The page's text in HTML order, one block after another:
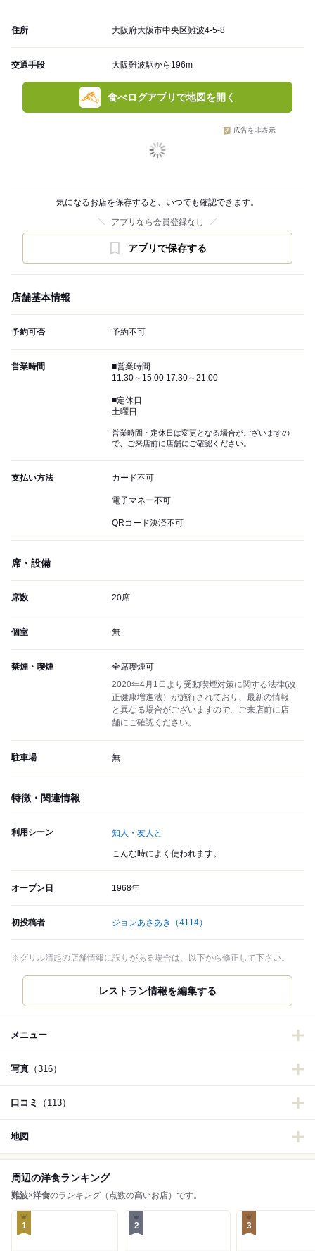
住所 大阪府大阪市中央区難波4-5-8
交通手段 大阪難波駅から196m
食べログアプリで地図を開く
広告を非表示
気になるお店を保存すると、いつでも確認できます。
アプリなら会員登録なし
アプリで保存する
店舗基本情報
予約可否 予約不可
営業時間
■営業時間
11:30～15:00 17:30～21:00
■定休日
土曜日
営業時間・定休日は変更となる場合がございますの
で、ご来店前に店舗にご確認ください。
支払い方法 カード不可
電子マネー不可
QRコード決済不可
席・設備
席数 20席
個室 無
禁煙・喫煙
全席喫煙可
2020年4月1日より受動喫煙対策に関する法律(改
正健康増進法）が施行されており、最新の情報
と異なる場合がございますので、ご来店前に店
舗にご確認ください。
駐車場 無
特徴・関連情報
利用シーン 知人・友人と
こんな時によく使われます。
オープン日 1968年
初投稿者 ジョンあさあき （4114）
※グリル清起の店舗情報に誤りがある場合は、以下から修正して下さい。
レストラン情報を編集する
メニュー
写真 （316）
口コミ （113）
地図
周辺の洋食ランキング
難波×洋食のランキング（点数の高いお店）です。
1 2 3